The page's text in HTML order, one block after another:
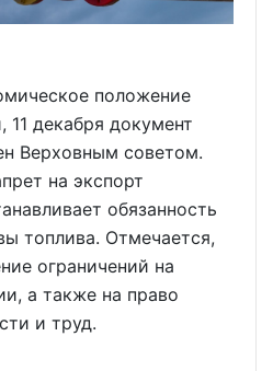
положение
11 декабря документ
Верховным советом.
на экспорт
обязанность
топлива. Отмечается,
ограничений на
а также на право
и труд.